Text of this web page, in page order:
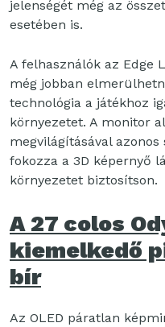
jelenségét még az
esetében is.
A felhasználók az Edge
még jobban
technológia a játékhoz
környezetet. A monitor
megvilágításával
fokozza a 3D képernyő
környezetet biztosítson.
A 27 colos
kiemelkedő
bír
Az OLED páratlan